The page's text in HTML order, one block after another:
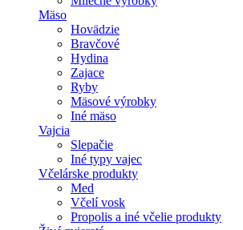
Mäso
Hovädzie
Bravčové
Hydina
Zajace
Ryby
Mäsové výrobky
Iné mäso
Vajcia
Slepačie
Iné typy vajec
Včelárske produkty
Med
Včelí vosk
Propolis a iné včelie produkty